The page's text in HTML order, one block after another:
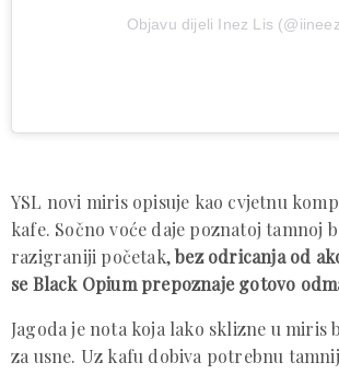
Objavu dijeli Inez Lis
YSL novi miris opisuje kao cvjetnu
kafe. Sočno voće daje poznatoj tamnoj
razigraniji početak,bez odricanja od
se Black Opium prepoznaje gotovo
Jagoda je nota koja lako sklizne u miris
za usne. Uz kafu dobiva potrebnu